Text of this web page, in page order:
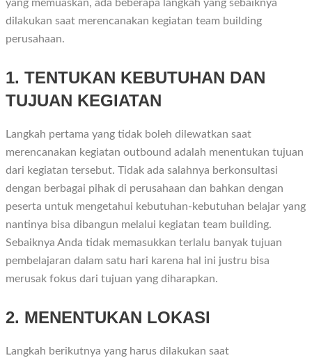
yang memuaskan, ada beberapa langkah yang sebaiknya
dilakukan saat merencanakan kegiatan team building
perusahaan.
1. TENTUKAN KEBUTUHAN DAN
TUJUAN KEGIATAN
Langkah pertama yang tidak boleh dilewatkan saat
merencanakan kegiatan outbound adalah menentukan tujuan
dari kegiatan tersebut. Tidak ada salahnya berkonsultasi
dengan berbagai pihak di perusahaan dan bahkan dengan
peserta untuk mengetahui kebutuhan-kebutuhan belajar yang
nantinya bisa dibangun melalui kegiatan team building.
Sebaiknya Anda tidak memasukkan terlalu banyak tujuan
pembelajaran dalam satu hari karena hal ini justru bisa
merusak fokus dari tujuan yang diharapkan.
2. MENENTUKAN LOKASI
Langkah berikutnya yang harus dilakukan saat